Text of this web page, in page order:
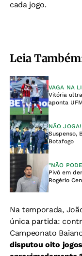
cada jogo.
Leia
VAGA NA
Vitória
aponta
NÃO JOGA!
Suspenso,
Botafogo
"NÃO
Pivô em
Rogério
Na temporada,
única partida:
Campeonato
disputou oito